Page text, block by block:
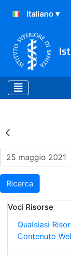
Ricerca
Voci Risorse
Qualsiasi
Contenuto